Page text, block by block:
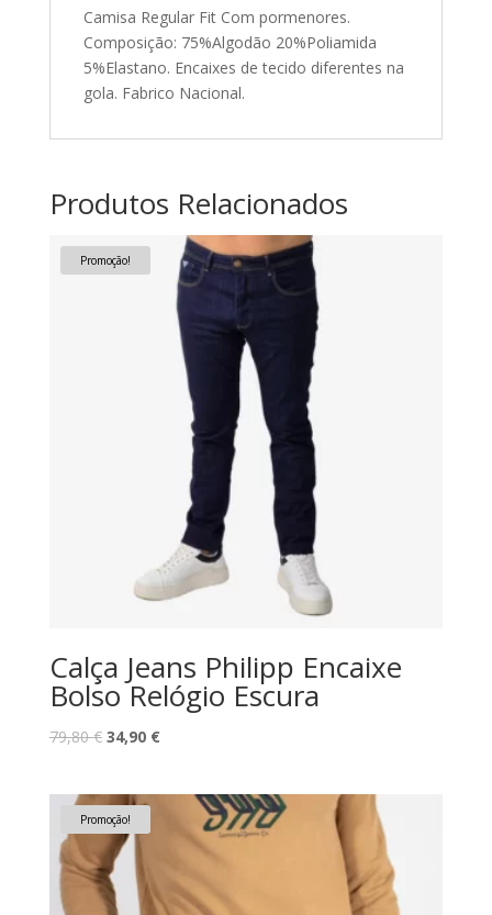
Camisa Regular Fit Com pormenores.
Composição: 75%Algodão 20%Poliamida
5%Elastano. Encaixes de tecido diferentes na
gola. Fabrico Nacional.
Produtos Relacionados
Promoção!
Calça Jeans Philipp Encaixe
Bolso Relógio Escura
79,80€ O
era:
79,80 €.
34,90 €O
34,90 €.
Promoção!